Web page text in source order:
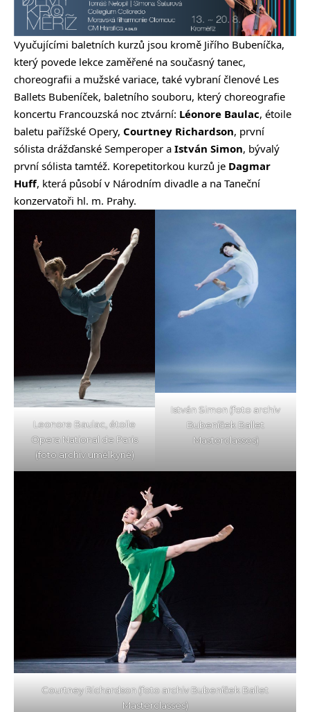
Vyučujícími baletních kurzů jsou kromě Jiřího Bubeníčka,
který povede lekce zaměřené na současný tanec,
choreografii a mužské variace, také vybraní členové Les
Ballets Bubeníček, baletního souboru, který choreografie
koncertu Francouzská noc ztvární: Léonore Baulac, étoile
baletu pařížské Opery, Courtney Richardson, první
sólista drážďanské Semperoper a István Simon, bývalý
první sólista tamtéž. Korepetitorkou kurzů je Dagmar
Huff, která působí v Národním divadle a na Taneční
konzervatoři hl. m. Prahy.
Leonore Baulac, étoile
Opera National de Paris
(foto archiv umělkyně)
István Simon (foto archiv
Bubeníček Ballet
Masterclasses)
Courtney Richardson (foto archiv Bubeníček Ballet
Masterclasses)